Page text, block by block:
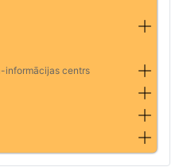
informācijas centrs